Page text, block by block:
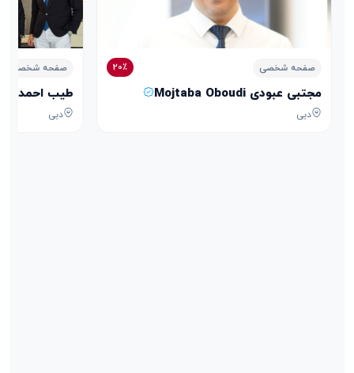
صفحه شخصی 20٪
مجتبی عبودی Mojtaba Oboudi
دبی
صفحه شخصی
طیب احمدی Tayeb Ahmadi
دبی